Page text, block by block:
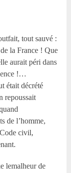
tout sauvé :
la France ! Que
aurait péri dans
!…
était décrété
repoussait
de l’homme,
civil,
lemalheur de